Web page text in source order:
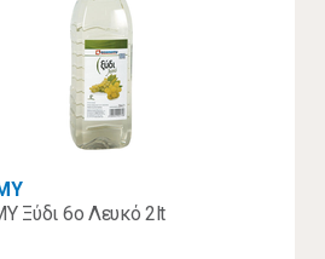
Ξύδι 6ο Λευκό 2lt